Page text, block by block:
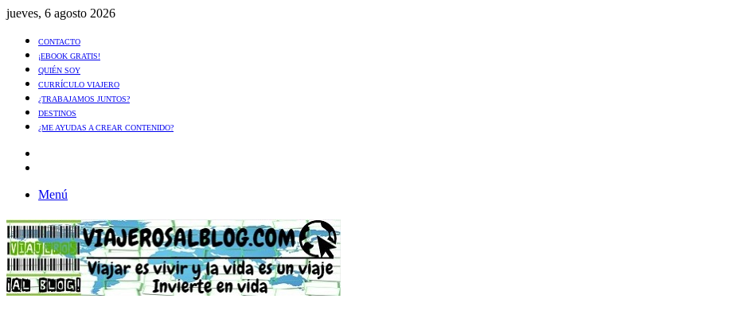
jueves, 6 agosto 2026
CONTACTO
¡EBOOK GRATIS!
QUIÉN SOY
CURRÍCULO VIAJERO
¿TRABAJAMOS JUNTOS?
DESTINOS
¿ME AYUDAS A CREAR CONTENIDO?
Menú